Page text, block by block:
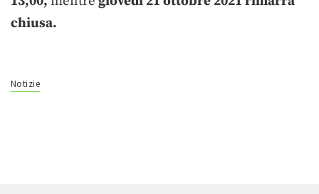
chiusa.
Notizie